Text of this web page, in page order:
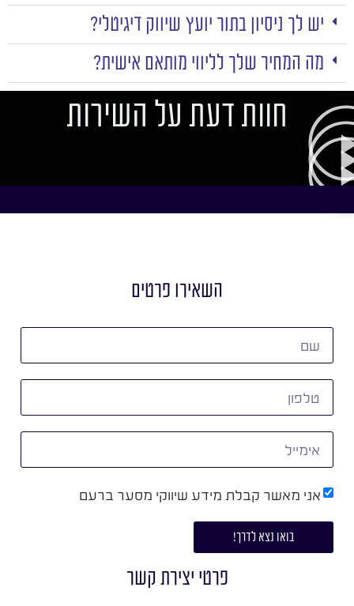
יש לך ניסיון בתור יועץ שיווק דיגיטלי?
מה המחיר שלך לליווי מותאם אישית?
חוות דעת על השירות
השאירו פרטים
אני מאשר קבלת מידע שיווקי מסער ברעם
בואו נצא לדרך!
פרטי יצירת קשר